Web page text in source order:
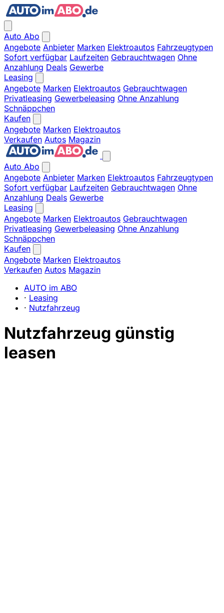
Auto Abo
Angebote Anbieter Marken Elektroautos Fahrzeugtypen
Sofort verfügbar Laufzeiten Gebrauchtwagen Ohne
Anzahlung Deals Gewerbe
Leasing
Angebote Marken Elektroautos Gebrauchtwagen
Privatleasing Gewerbeleasing Ohne Anzahlung
Schnäppchen
Kaufen
Angebote Marken Elektroautos
Verkaufen Autos Magazin
Auto Abo
Angebote Anbieter Marken Elektroautos Fahrzeugtypen
Sofort verfügbar Laufzeiten Gebrauchtwagen Ohne
Anzahlung Deals Gewerbe
Leasing
Angebote Marken Elektroautos Gebrauchtwagen
Privatleasing Gewerbeleasing Ohne Anzahlung
Schnäppchen
Kaufen
Angebote Marken Elektroautos
Verkaufen Autos Magazin
AUTO im ABO
· Leasing
· Nutzfahrzeug
Nutzfahrzeug günstig
leasen